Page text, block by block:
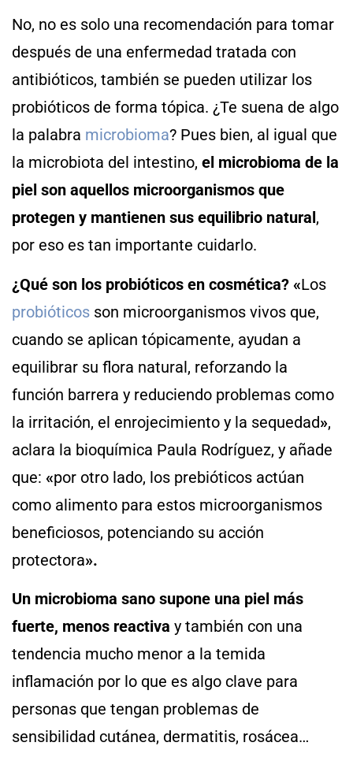
No, no es solo una recomendación para tomar
después de una enfermedad tratada con
antibióticos, también se pueden utilizar los
probióticos de forma tópica. ¿Te suena de algo
la palabra microbioma? Pues bien, al igual que
la microbiota del intestino, el microbioma de la
piel son aquellos microorganismos que
protegen y mantienen sus equilibrio natural,
por eso es tan importante cuidarlo.
¿Qué son los probióticos en cosmética? «Los
probióticos son microorganismos vivos que,
cuando se aplican tópicamente, ayudan a
equilibrar su flora natural, reforzando la
función barrera y reduciendo problemas como
la irritación, el enrojecimiento y la sequedad»,
aclara la bioquímica Paula Rodríguez, y añade
que: «por otro lado, los prebióticos actúan
como alimento para estos microorganismos
beneficiosos, potenciando su acción
protectora».
Un microbioma sano supone una piel más
fuerte, menos reactiva y también con una
tendencia mucho menor a la temida
inflamación por lo que es algo clave para
personas que tengan problemas de
sensibilidad cutánea, dermatitis, rosácea…